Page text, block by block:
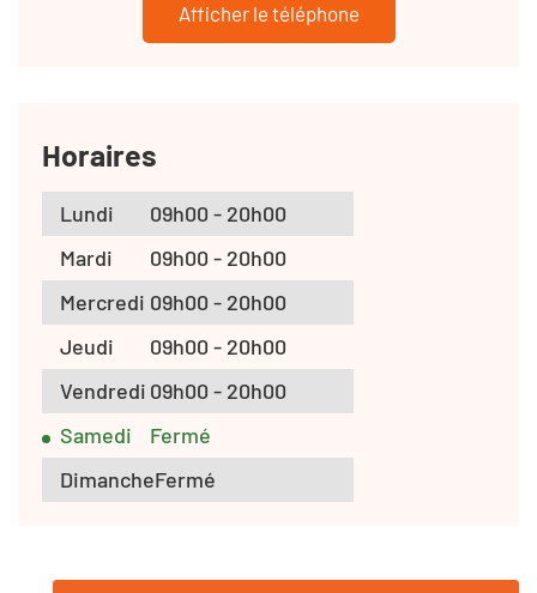
Afficher le téléphone
Horaires
Lundi
09h00 - 20h00
Mardi
09h00 - 20h00
Mercredi 09h00 - 20h00
Jeudi
09h00 - 20h00
Vendredi 09h00 - 20h00
Samedi
Fermé
DimancheFermé